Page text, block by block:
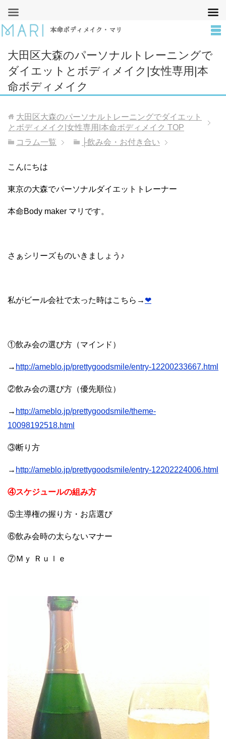
本命ボディメイク・マリ
大田区大森のパーソナルトレーニングで
ダイエットとボディメイク|女性専用|本
命ボディメイク
大田区大森のパーソナルトレーニングでダイエット
とボディメイク|女性専用|本命ボディメイク TOP
コラム一覧
├飲み会・お付き合い
こんにちは
東京の大森でパーソナルダイエットトレーナー
本命Body maker マリです。
さぁシリーズものいきましょう♪
私がビール会社で太った時はこちら→ ❤
①飲み会の選び方（マインド）
→ http://ameblo.jp/prettygoodsmile/entry-12200233667.html
②飲み会の選び方（優先順位）
→ http://ameblo.jp/prettygoodsmile/theme-
10098192518.html
③断り方
→ http://ameblo.jp/prettygoodsmile/entry-12202224006.html
④スケジュールの組み方
⑤主導権の握り方・お店選び
⑥飲み会時の太らないマナー
⑦Ｍｙ Ｒｕｌｅ